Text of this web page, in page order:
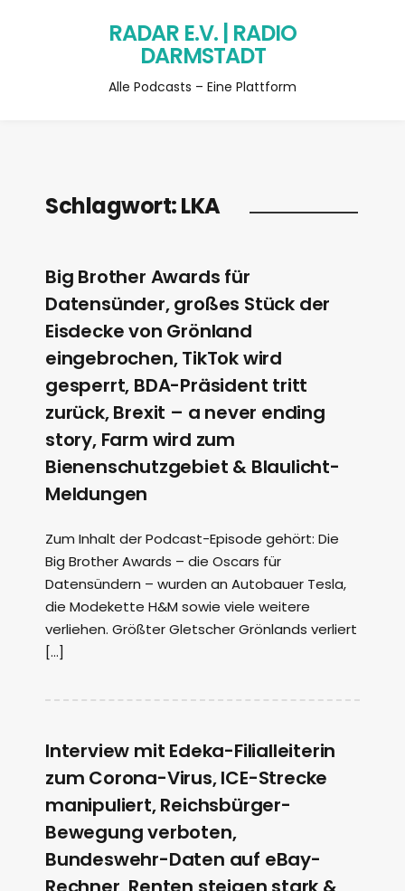
RADAR E.V. | RADIO
DARMSTADT
Alle Podcasts – Eine Plattform
Schlagwort:LKA
Big Brother Awards für
Datensünder, großes Stück der
Eisdecke von Grönland
eingebrochen, TikTok wird
gesperrt, BDA-Präsident tritt
zurück, Brexit – a never ending
story, Farm wird zum
Bienenschutzgebiet & Blaulicht-
Meldungen
Zum Inhalt der Podcast-Episode gehört: Die
Big Brother Awards – die Oscars für
Datensündern – wurden an Autobauer Tesla,
die Modekette H&M sowie viele weitere
verliehen. Größter Gletscher Grönlands verliert
[…]
Interview mit Edeka-Filialleiterin
zum Corona-Virus, ICE-Strecke
manipuliert, Reichsbürger-
Bewegung verboten,
Bundeswehr-Daten auf eBay-